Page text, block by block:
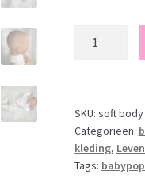
body
slaapogen
kleding
speen
SKU: soft
Categorieën:
kleding,
Tags: